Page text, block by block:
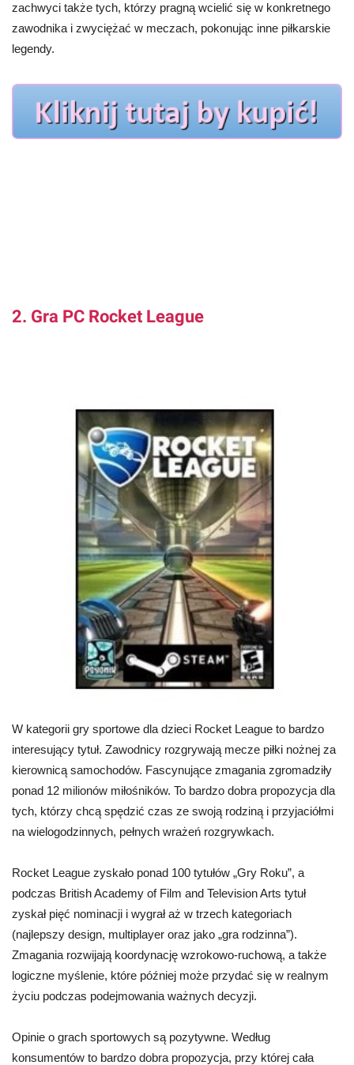
zachwyci także tych, którzy pragną wcielić się w konkretnego
zawodnika i zwyciężać w meczach, pokonując inne piłkarskie
legendy.
2. Gra PC Rocket League
W kategorii gry sportowe dla dzieci Rocket League to bardzo
interesujący tytuł. Zawodnicy rozgrywają mecze piłki nożnej za
kierownicą samochodów. Fascynujące zmagania zgromadziły
ponad 12 milionów miłośników. To bardzo dobra propozycja dla
tych, którzy chcą spędzić czas ze swoją rodziną i przyjaciółmi
na wielogodzinnych, pełnych wrażeń rozgrywkach.
Rocket League zyskało ponad 100 tytułów „Gry Roku”, a
podczas British Academy of Film and Television Arts tytuł
zyskał pięć nominacji i wygrał aż w trzech kategoriach
(najlepszy design, multiplayer oraz jako „gra rodzinna”).
Zmagania rozwijają koordynację wzrokowo-ruchową, a także
logiczne myślenie, które później może przydać się w realnym
życiu podczas podejmowania ważnych decyzji.
Opinie o grach sportowych są pozytywne. Według
konsumentów to bardzo dobra propozycja, przy której cała